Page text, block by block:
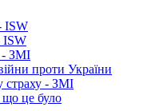
ISW
- ЗМІ
проти України
страху - ЗМІ
що це було